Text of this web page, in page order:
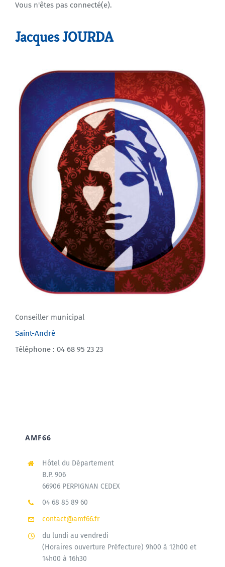
Agenda
Vous n'êtes pas connecté(e).
Jacques JOURDA
Conseiller municipal
Saint-André
Téléphone : 04 68 95 23 23
AMF66
Hôtel du Département
B.P. 906
66906 PERPIGNAN CEDEX
04 68 85 89 60
contact@amf66.fr
du lundi au vendredi
(Horaires ouverture Préfecture) 9h00 à 12h00 et
14h00 à 16h30